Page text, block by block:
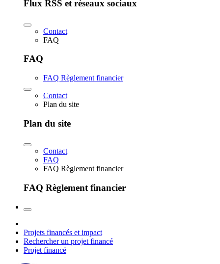
Flux RSS et réseaux sociaux
Contact
FAQ
FAQ
FAQ Règlement financier
Contact
Plan du site
Plan du site
Contact
FAQ
FAQ Règlement financier
FAQ Règlement financier
Projets financés et impact
Rechercher un projet financé
Projet financé